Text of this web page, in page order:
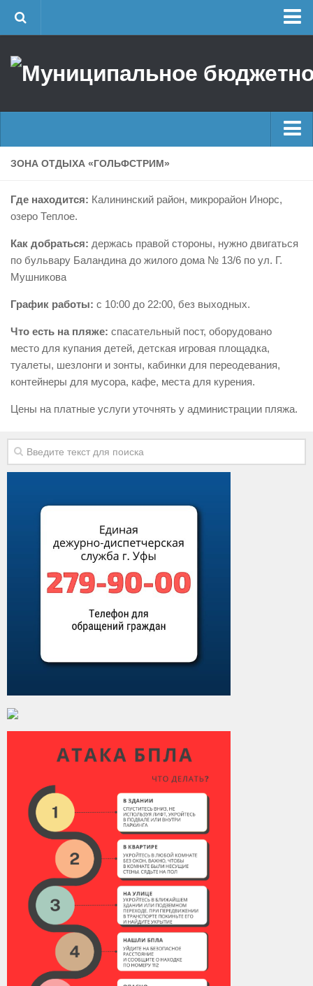
Об учреждении
Районные УГЗ
Поисково-спасательный отряд г. Уфы
Центр размещения пострадавших
Отчеты о реализации муниципальных программ
Документы
История
Виды деятельности
Обслуживание опасных производственных объектов
Оказание платных образовательных услуг
Как стать спасателем
Уголок гражданской обороны
Конкурсы
Фотогалерея
Вакансии
Главные новости
Оперативная сводка
Архив
Половодье
ЗОНА ОТДЫХА «ГОЛЬФСТРИМ»
Где находится: Калининский район, микрорайон Инорс,
озеро Теплое.
Как добраться: держась правой стороны, нужно двигаться
по бульвару Баландина до жилого дома № 13/6 по ул. Г.
Мушникова
График работы: с 10:00 до 22:00, без выходных.
Что есть на пляже: спасательный пост, оборудовано
место для купания детей, детская игровая площадка,
туалеты, шезлонги и зонты, кабинки для переодевания,
контейнеры для мусора, кафе, места для курения.
Цены на платные услуги уточнять у администрации пляжа.